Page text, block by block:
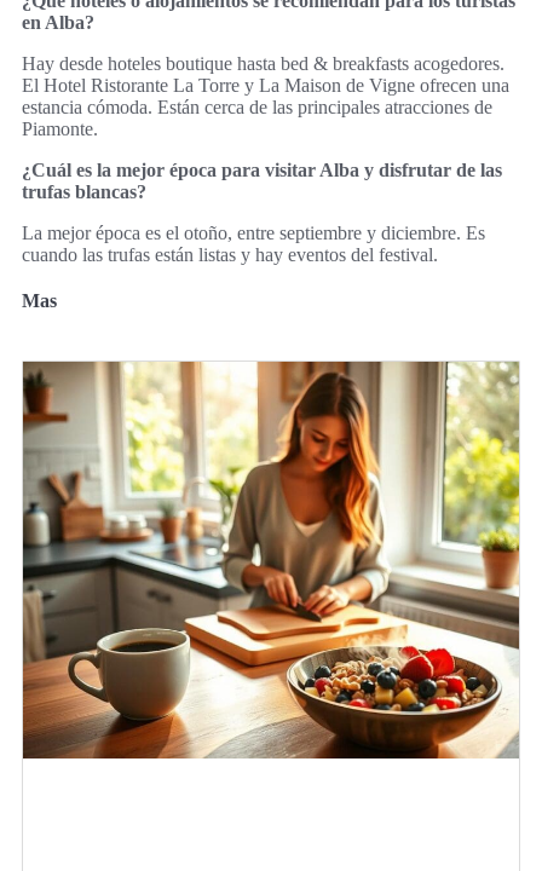
en Alba?
Hay desde hoteles boutique hasta bed & breakfasts acogedores.
El Hotel Ristorante La Torre y La Maison de Vigne ofrecen una
estancia cómoda. Están cerca de las principales atracciones de
Piamonte.
¿Cuál es la mejor época para visitar Alba y disfrutar de las
trufas blancas?
La mejor época es el otoño, entre septiembre y diciembre. Es
cuando las trufas están listas y hay eventos del festival.
Mas